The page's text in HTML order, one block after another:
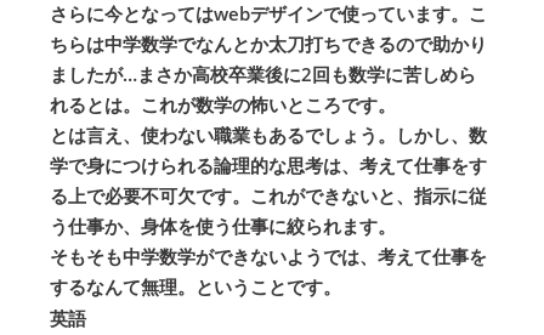
さらに今となってはwebデザインで使っています。こ
ちらは中学数学でなんとか太刀打ちできるので助かり
ましたが…まさか高校卒業後に2回も数学に苦しめら
れるとは。これが数学の怖いところです。
とは言え、使わない職業もあるでしょう。しかし、数
学で身につけられる論理的な思考は、考えて仕事をす
る上で必要不可欠です。これができないと、指示に従
う仕事か、身体を使う仕事に絞られます。
そもそも中学数学ができないようでは、考えて仕事を
するなんて無理。ということです。
英語